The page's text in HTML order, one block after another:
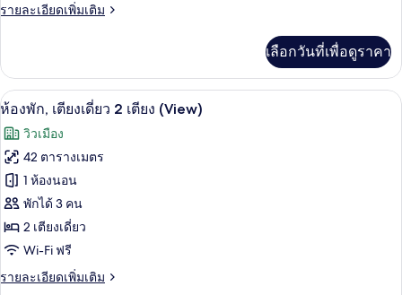
เตียง
2
เตียง
รายละเอียดเพิ่มเติม
ราย
เกี่ยว
กับ
ห้อง
เตียง
เดี่ยว
2
เตียง
เลือกวันที่เพื่อดูราคา
เปิด
ภาพถ่าย
ทั้งหมด
ของ
ห้อง
พัก,
เตียง
เดี่ยว
ผ้านวมขนเป็ด, มินิบาร์, ตู้นิรภัยในห้อ
6
ห้องพัก, เตียงเดี่ยว 2 เตียง (View)
วิวเมือง
42 ตารางเมตร
1 ห้องนอน
พักได้ 3 คน
2 เตียงเดี่ยว
Wi-Fi ฟรี
รายละเอียดเพิ่มเติม
ราย